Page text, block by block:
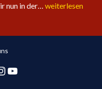
nun in der… Sechster
weiterlesen
YouTube